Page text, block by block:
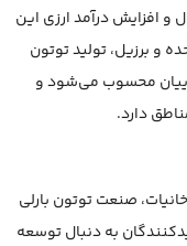
و افزایش درآمد ارزی این
و برزیل، تولید توتون
محسوب می‌شود و
دارد.
صنعت توتون بارلی
به دنبال توسعه